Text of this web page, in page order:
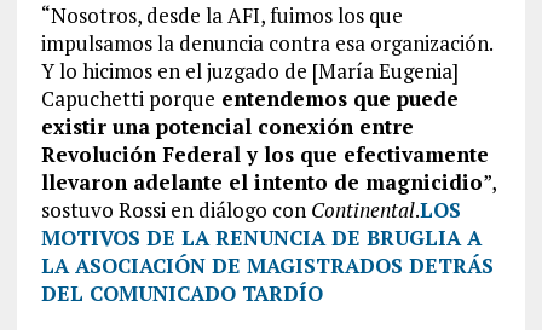
“Nosotros, desde la AFI, fuimos los que
impulsamos la denuncia contra esa organización.
Y lo hicimos en el juzgado de [María Eugenia]
Capuchetti porque entendemos que puede
existir una potencial conexión entre
Revolución Federal y los que efectivamente
llevaron adelante el intento de magnicidio”,
sostuvo Rossi en diálogo con Continental.LOS
MOTIVOS DE LA RENUNCIA DE BRUGLIA A
LA ASOCIACIÓN DE MAGISTRADOS DETRÁS
DEL COMUNICADO TARDÍO